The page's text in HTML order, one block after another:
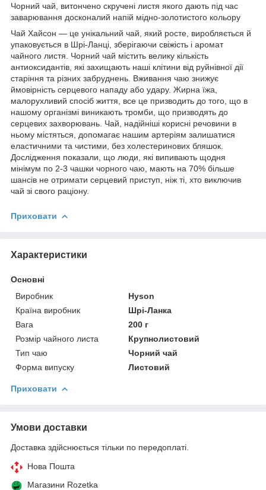
Чорний чай, витончено скручені листя якого дають під час
заварювання досконалий напій мідно-золотистого кольору
Чай Хайсон — це унікальний чай, який росте, виробляється й
упаковується в Шрі-Ланці, зберігаючи свіжість і аромат
чайного листя. Чорний чай містить велику кількість
антиоксидантів, які захищають наші клітини від руйнівної дії
старіння та різних забруднень. Вживання чаю знижує
ймовірність серцевого нападу або удару. Жирна їжа,
малорухливий спосіб життя, все це призводить до того, що в
нашому організмі виникають тромби, що призводять до
серцевих захворювань. Чай, надійніші корисні речовини в
ньому містяться, допомагає нашим артеріям залишатися
еластичними та чистими, без холестеринових бляшок.
Дослідження показали, що люди, які випивають щодня
мінімум по 2-3 чашки чорного чаю, мають на 70% більше
шансів не отримати серцевий приступ, ніж ті, хто виключив
чай зі свого раціону.
Приховати
Характеристики
Основні
Виробник
Hyson
Країна виробник
Шрі-Ланка
Вага
200 г
Розмір чайного листа
Крупнолистовий
Тип чаю
Чорний чай
Форма випуску
Листовий
Приховати
Умови доставки
Доставка здійснюється тільки по передоплаті.
Нова Пошта
Магазини Rozetka